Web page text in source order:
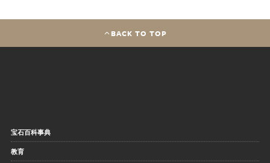
BACK TO TOP
宝石百科事典
教育